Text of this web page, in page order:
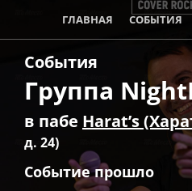
ГЛАВНАЯ СОБЫТИЯ
События
Группа
в пабе Harat’s
д. 24)
Событие прошло